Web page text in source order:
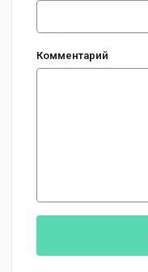
Комментарий